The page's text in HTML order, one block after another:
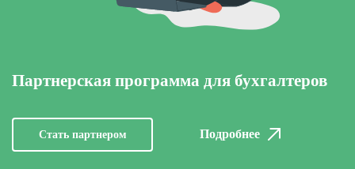
Партнерская программа для бухгалтеров
Стать партнером Подробнее